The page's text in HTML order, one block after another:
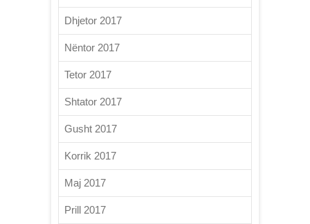
Dhjetor 2017
Nëntor 2017
Tetor 2017
Shtator 2017
Gusht 2017
Korrik 2017
Maj 2017
Prill 2017